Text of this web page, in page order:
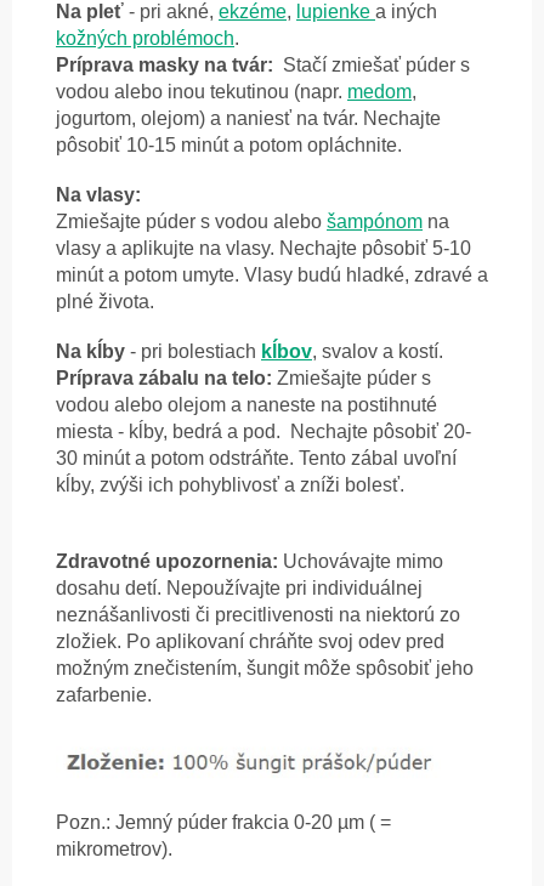
Na pleť - pri akné, ekzéme, lupienke a iných
kožných problémoch.
Príprava masky na tvár: Stačí zmiešať púder s
vodou alebo inou tekutinou (napr. medom,
jogurtom, olejom) a naniesť na tvár. Nechajte
pôsobiť 10-15 minút a potom opláchnite.
Na vlasy:
Zmiešajte púder s vodou alebo šampónom na
vlasy a aplikujte na vlasy. Nechajte pôsobiť 5-10
minút a potom umyte. Vlasy budú hladké, zdravé a
plné života.
Na kĺby - pri bolestiach kĺbov, svalov a kostí.
Príprava zábalu na telo: Zmiešajte púder s
vodou alebo olejom a naneste na postihnuté
miesta - kĺby, bedrá a pod. Nechajte pôsobiť 20-
30 minút a potom odstráňte. Tento zábal uvoľní
kĺby, zvýši ich pohyblivosť a zníži bolesť.
Zdravotné upozornenia: Uchovávajte mimo
dosahu detí. Nepoužívajte pri individuálnej
neznášanlivosti či precitlivenosti na niektorú zo
zložiek. Po aplikovaní chráňte svoj odev pred
možným znečistením, šungit môže spôsobiť jeho
zafarbenie.
Pozn.: Jemný púder frakcia 0-20 µm ( =
mikrometrov).